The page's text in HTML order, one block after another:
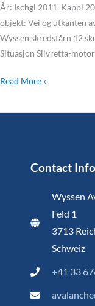
År: Ischgl 2011, Kappl
objekt: Vei og utkanten
Wyssen skredstårn 12
Situasjon Silvretta-
Read More »
Contact Info
Wyssen
Feld 1
3713
Schweiz
+41 33